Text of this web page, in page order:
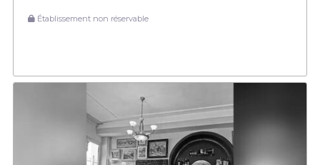
Établissement non réservable